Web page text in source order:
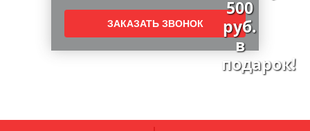
ремонт наличника двери
ремонт и монтаж дверей
ремонт внешних дверей
ремонт полотна двери
ремонт дверей в москве
ремонт просевшей двери